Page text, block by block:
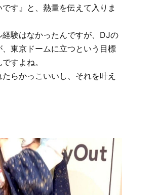
す』と、熱量を伝えて入りま
経験はなかったんですが、DJの
東京ドームに立つという目標
すよね。
らかっこいいし、それを叶え